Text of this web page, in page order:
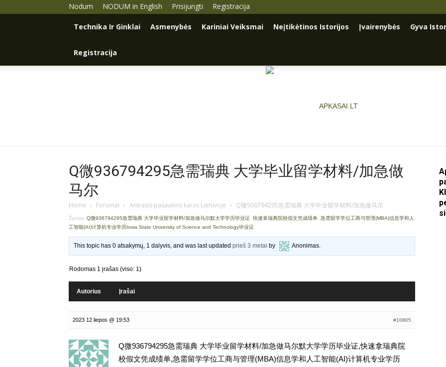
Nodum NODUM in English Prisijungti Registracija
Technika Ir Ginklai Asmenybės Kariniai Veiksmai Neįtikėtinos Istorijos Įvairenybės Gyva
Registracija
Q微936794295急需瑞典 大学毕业留学材料/加急做
马尔
Home › Forumai › Antrasis pasaulinis karas Lietuvoje › Q微936794295急需瑞典 大学毕业留学材料/加急做马尔
Žymos: Q微936794295急需瑞典 大学毕业留学材料/加急做马尔默大学学历毕业证, 快速拿瑞典院校假文凭成绩单, 急需留学学位工商与管理(MBA)信息学和人
工智能(AI)计算机专业学历Iowa State University of Science and Technology毕业证
This topic has 0 atsakymų, 1 dalyvis, and was last updatedprieš 3 metai by Anonimas.
Rodomas 1 įrašas (viso: 1)
Autorius Įrašai
2023 12 liepos @ 19:53 #10805
Q微936794295急需瑞典 大学毕业留学材料/加急做马尔默大学学历毕业证,快速拿瑞典院
校假文凭成绩单,急需留学学位工商与管理(MBA)信息学和人工智能(AI)计算机专业学历